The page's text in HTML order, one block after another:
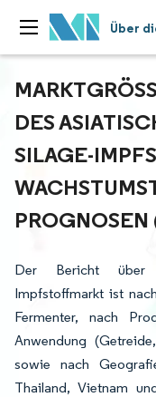
Über
ES
ILAGE-
ROGNOSEN
Der Bericht über
Impfstoffmarkt ist
Fermenter, nach
Anwendung
sowie nach
Thailand, Vietnam